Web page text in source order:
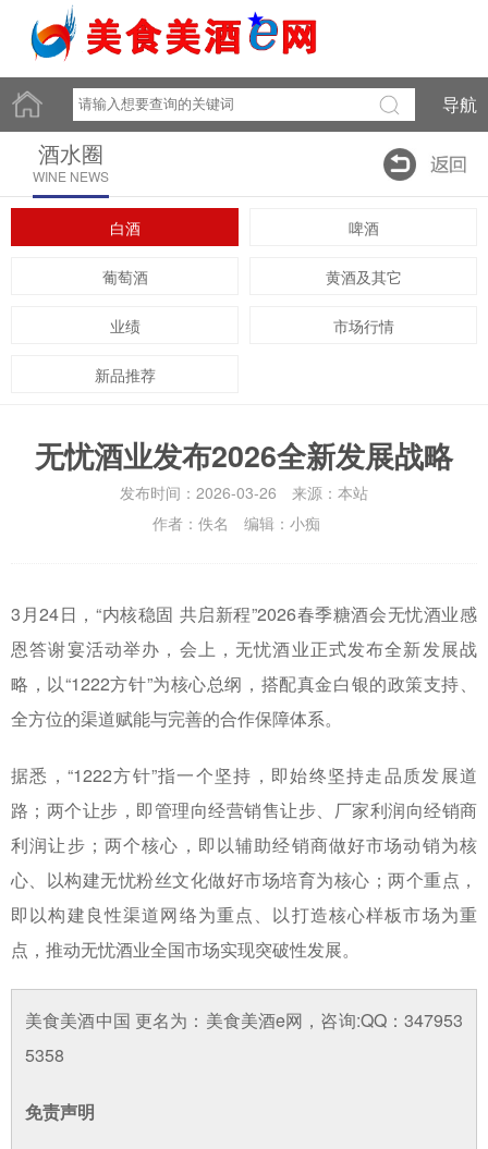
导航
酒水圈
WINE NEWS
白酒 啤酒
葡萄酒 黄酒及其它
业绩 市场行情
新品推荐
无忧酒业发布2026全新发展战略
发布时间：2026-03-26 来源：本站
作者：佚名 编辑：小痴
3月24日，“内核稳固 共启新程”2026春季糖酒会无忧酒业感
恩答谢宴活动举办，会上，无忧酒业正式发布全新发展战
略，以“1222方针”为核心总纲，搭配真金白银的政策支持、
全方位的渠道赋能与完善的合作保障体系。
据悉，“1222方针”指一个坚持，即始终坚持走品质发展道
路；两个让步，即管理向经营销售让步、厂家利润向经销商
利润让步；两个核心，即以辅助经销商做好市场动销为核
心、以构建无忧粉丝文化做好市场培育为核心；两个重点，
即以构建良性渠道网络为重点、以打造核心样板市场为重
点，推动无忧酒业全国市场实现突破性发展。
美食美酒中国 更名为：美食美酒e网，咨询:QQ：347953
5358
免责声明